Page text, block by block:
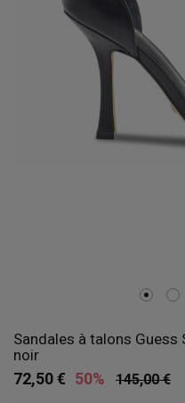
Sandales à talons Guess
noir
145,00 €
72,50 € 50%